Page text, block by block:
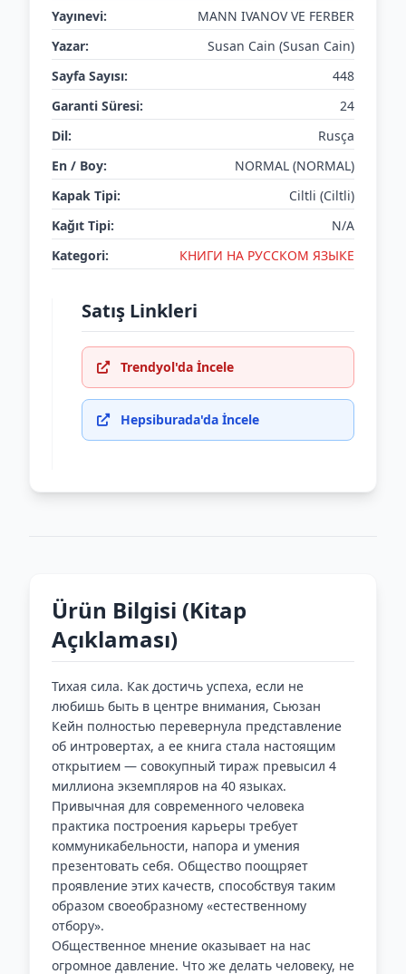
Yayınevi:
MANN IVANOV VE FERBER
Yazar:
Susan Cain (Susan Cain)
Sayfa Sayısı:
448
Garanti Süresi:
24
Dil:
Rusça
En / Boy:
NORMAL (NORMAL)
Kapak Tipi:
Ciltli (Ciltli)
Kağıt Tipi:
N/A
Kategori:
КНИГИ НА РУССКОМ ЯЗЫКЕ
Satış Linkleri
Trendyol'da İncele
Hepsiburada'da İncele
Ürün Bilgisi (Kitap
Açıklaması)
Тихая сила. Как достичь успеха, если не
любишь быть в центре внимания, Сьюзан
Кейн полностью перевернула представление
об интровертах, а ее книга стала настоящим
открытием — совокупный тираж превысил 4
миллиона экземпляров на 40 языках.
Привычная для современного человека
практика построения карьеры требует
коммуникабельности, напора и умения
презентовать себя. Общество поощряет
проявление этих качеств, способствуя таким
образом своеобразному «естественному
отбору».
Общественное мнение оказывает на нас
огромное давление. Что же делать человеку, не